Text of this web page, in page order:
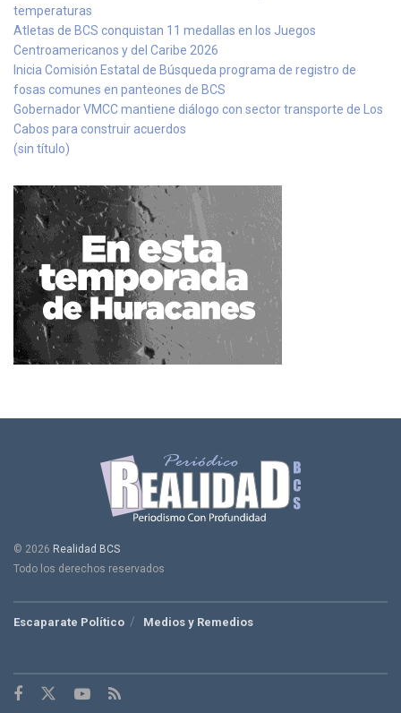
temperaturas
Atletas de BCS conquistan 11 medallas en los Juegos
Centroamericanos y del Caribe 2026
Inicia Comisión Estatal de Búsqueda programa de registro de
fosas comunes en panteones de BCS
Gobernador VMCC mantiene diálogo con sector transporte de Los
Cabos para construir acuerdos
(sin título)
© 2026 Realidad BCS
Todo los derechos reservados
Escaparate Político Medios y Remedios